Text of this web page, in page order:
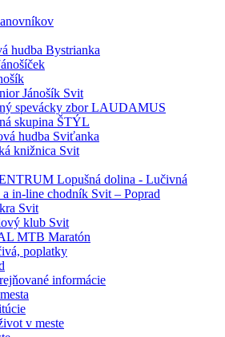
hudba Bystrianka
Jánošík Svit
spevácky zbor LAUDAMUS
skupina ŠTÝL
hudba Sviťanka
knižnica Svit
Lopušná dolina - Lučivná
in-line chodník Svit – Poprad
Svit
klub Svit
MTB Maratón
poplatky
informácie
v meste